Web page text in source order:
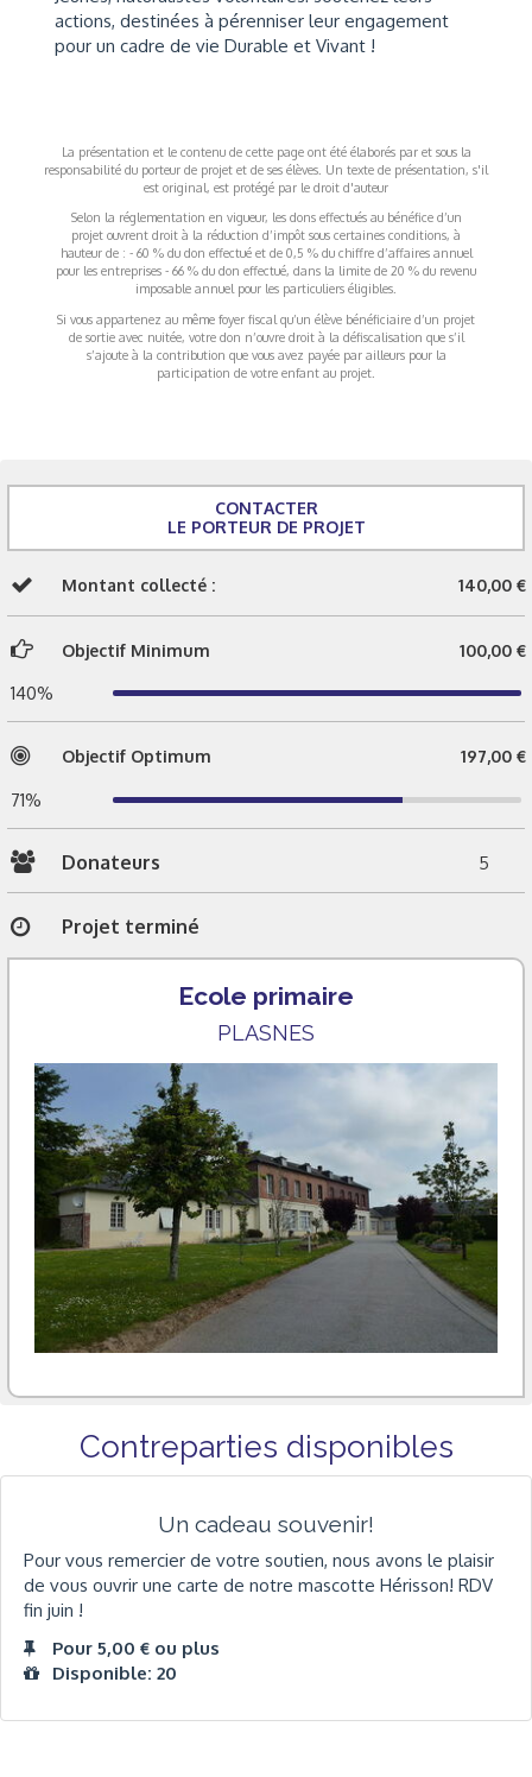
actions, destinées à pérenniser leur engagement
pour un cadre de vie Durable et Vivant !
La présentation et le contenu de cette page ont été élaborés par et sous la
responsabilité du porteur de projet et de ses élèves. Un texte de présentation, s'il
est original, est protégé par le droit d'auteur
Selon la réglementation en vigueur, les dons effectués au bénéfice d’un
projet ouvrent droit à la réduction d’impôt sous certaines conditions, à
hauteur de : - 60 % du don effectué et de 0,5 % du chiffre d’affaires annuel
pour les entreprises - 66 % du don effectué, dans la limite de 20 % du revenu
imposable annuel pour les particuliers éligibles.
Si vous appartenez au même foyer fiscal qu’un élève bénéficiaire d’un projet
de sortie avec nuitée, votre don n’ouvre droit à la défiscalisation que s’il
s’ajoute à la contribution que vous avez payée par ailleurs pour la
participation de votre enfant au projet.
CONTACTER
LE PORTEUR DE PROJET
Montant collecté : 140,00 €
Objectif Minimum 100,00 €
140%
Objectif Optimum 197,00 €
71%
Donateurs 5
Projet terminé
Ecole primaire
PLASNES
Contreparties disponibles
Un cadeau souvenir!
Pour vous remercier de votre soutien, nous avons le plaisir
de vous ouvrir une carte de notre mascotte Hérisson! RDV
fin juin !
Pour 5,00 € ou plus
Disponible: 20